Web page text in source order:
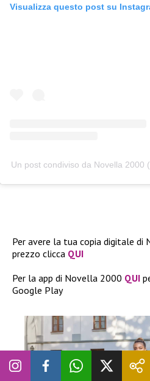
Visualizza questo post su
Un post condiviso da Novella 2000
Per avere la tua copia digitale
prezzo clicca QUI
Per la app di Novella 2000 QUI
Google Play